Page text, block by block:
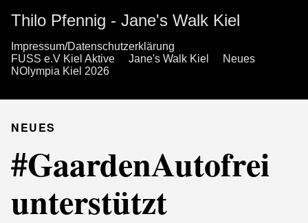
Thilo Pfennig - Jane's Walk Kiel
Impressum/Datenschutzerklärung
FUSS e.V Kiel Aktive
Jane's Walk Kiel
Neues
NOlympia Kiel 2026
NEUES
#GaardenAutofrei
unterstützt